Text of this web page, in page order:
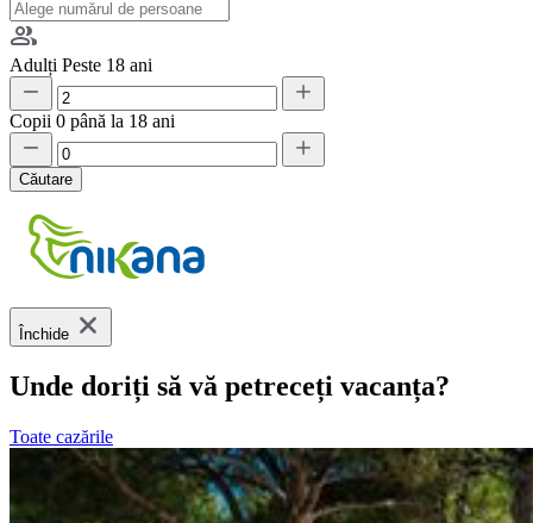
Adulți Peste 18 ani
Copii 0 până la 18 ani
Căutare
Închide
Unde doriți să vă petreceți vacanța?
Toate cazările